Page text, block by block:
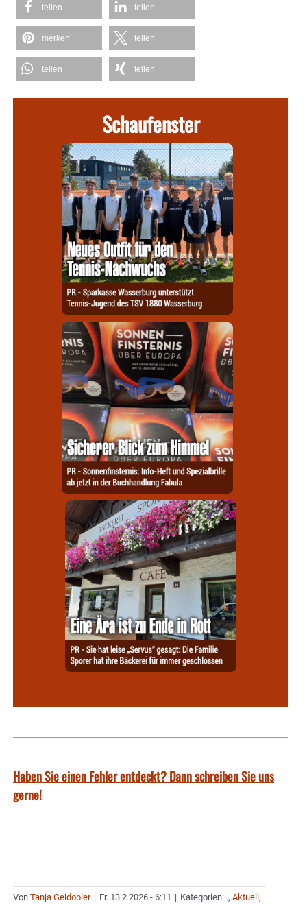
teilen teilen
merken teilen
teilen teilen
Schaufenster
Haben Sie einen Fehler entdeckt? Dann schreiben Sie uns
gerne!
Von Tanja Geidobler | Fr. 13.2.2026 - 6:11 | Kategorien: ., Aktuell ,